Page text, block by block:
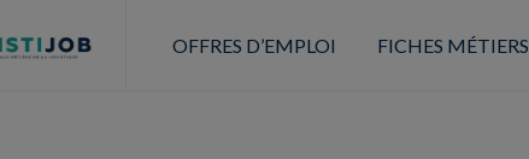
OFFRES D’EMPLOI FICHES MÉTIERS